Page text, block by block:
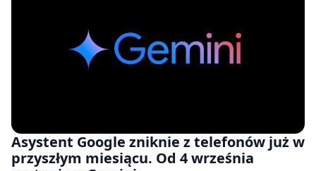
Asystent Google zniknie z telefonów już w
przyszłym miesiącu. Od 4 września